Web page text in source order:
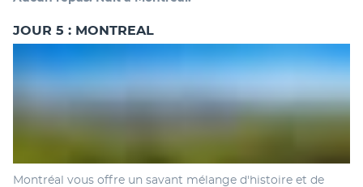
JOUR 5 : MONTREAL
Montréal vous offre un savant mélange d'histoire et de